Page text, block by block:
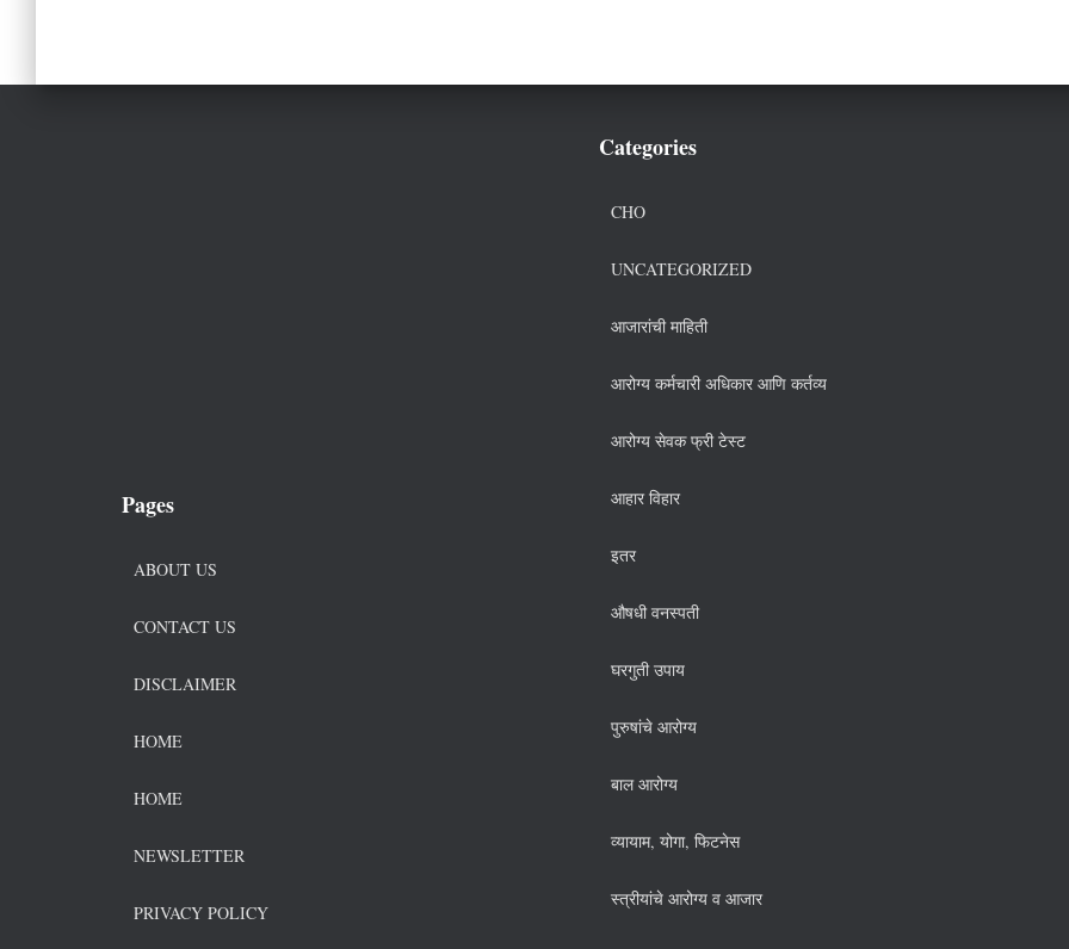
Pages
ABOUT US
CONTACT US
DISCLAIMER
HOME
HOME
NEWSLETTER
PRIVACY POLICY
Categories
CHO
UNCATEGORIZED
आजारांची माहिती
आरोग्य कर्मचारी अधिकार आणि कर्तव्य
आरोग्य सेवक फ्री टेस्ट
आहार विहार
इतर
औषधी वनस्पती
घरगुती उपाय
पुरुषांचे आरोग्य
बाल आरोग्य
व्यायाम, योगा, फिटनेस
स्त्रीयांचे आरोग्य व आजार